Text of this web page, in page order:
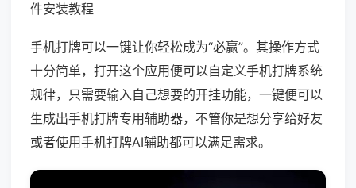
件安装教程
手机打牌可以一键让你轻松成为“必赢”。其操作方式
十分简单，打开这个应用便可以自定义手机打牌系统
规律，只需要输入自己想要的开挂功能，一键便可以
生成出手机打牌专用辅助器，不管你是想分享给好友
或者使用手机打牌AI辅助都可以满足需求。